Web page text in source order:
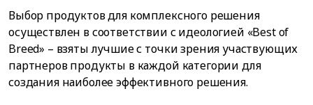
Выбор продуктов для комплексного решения
осуществлен в соответствии с идеологией «Best of
Breed» – взяты лучшие с точки зрения участвующих
партнеров продукты в каждой категории для
создания наиболее эффективного решения.